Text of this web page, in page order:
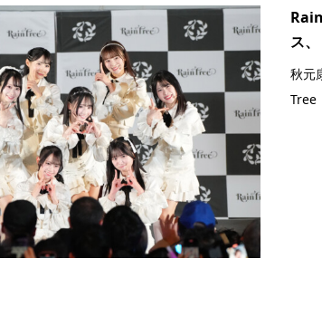
ス
秋元
Tree